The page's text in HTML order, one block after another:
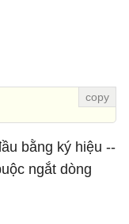
bằng ký hiệu --
ngắt dòng